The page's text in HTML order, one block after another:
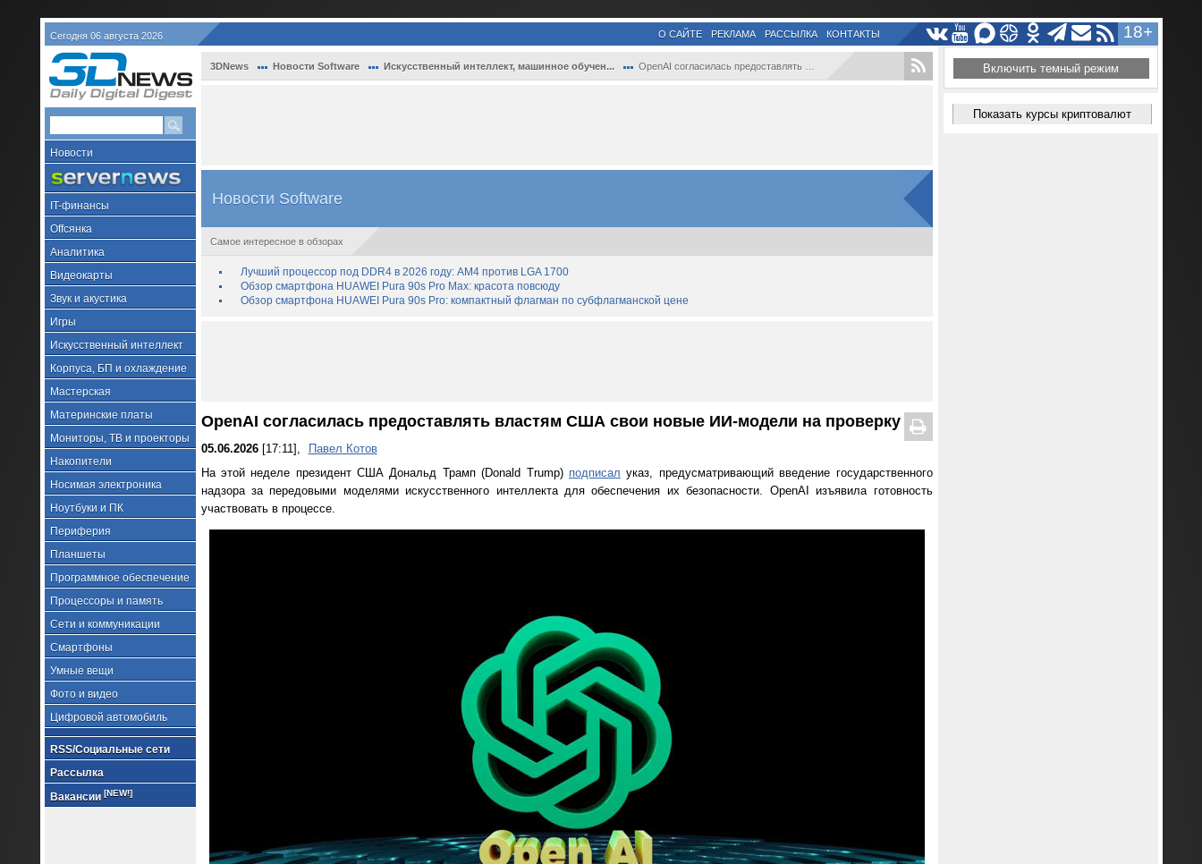
Сегодня 06 августа 2026 18+
О САЙТЕ РЕКЛАМА РАССЫЛКА КОНТАКТЫ
Новости
IT-финансы
Offсянка
Аналитика
Видеокарты
Звук и акустика
Игры
Искусственный интеллект
Корпуса, БП и охлаждение
Мастерская
Материнские платы
Мониторы, ТВ и проекторы
Накопители
Носимая электроника
Ноутбуки и ПК
Периферия
Планшеты
Программное обеспечение
Процессоры и память
Сети и коммуникации
Смартфоны
Умные вещи
Фото и видео
Цифровой автомобиль
RSS/Социальные сети
Рассылка
Вакансии [NEW!]
3DNews Новости Software Искусственный интеллект, машинное обучен... OpenAI согласилась предоставлять властям...
Новости Software
Самое интересное в обзорах
Лучший процессор под DDR4 в 2026 году: AM4 против LGA 1700
Обзор смартфона HUAWEI Pura 90s Pro Max: красота повсюду
Обзор смартфона HUAWEI Pura 90s Pro: компактный флагман по субфлагманской цене
OpenAI согласилась предоставлять властям США свои новые ИИ-модели на проверку
05.06.2026[17:11],
Павел Котов
На этой неделе президент США Дональд Трамп (Donald Trump) подписал указ, предусматривающий введение государственного
надзора за передовыми моделями искусственного интеллекта для обеспечения их безопасности. OpenAI изъявила готовность
участвовать в процессе.
Включить темный режим
Показать курсы криптовалют